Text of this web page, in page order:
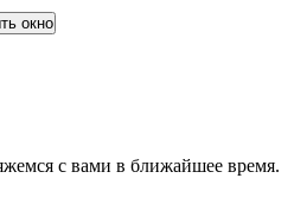
окно
с вами в ближайшее время.